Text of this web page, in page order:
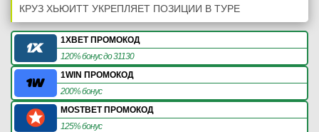
КРУЗ ХЬЮИТТ УКРЕПЛЯЕТ ПОЗИЦИИ В ТУРЕ
1XBET ПРОМОКОД
120% бонус до 31130
1WIN ПРОМОКОД
200% бонус
MOSTBET ПРОМОКОД
125% бонус